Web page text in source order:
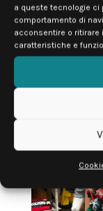
a queste tecnologie ci
comportamento di
acconsentire o ritirare
caratteristiche e